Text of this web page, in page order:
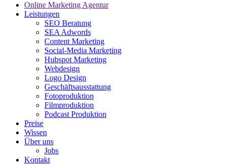
Online Marketing Agentur
Leistungen
SEO Beratung
SEA Adwords
Content Marketing
Social-Media Marketing
Hubspot Marketing
Webdesign
Logo Design
Geschäftsausstattung
Fotoproduktion
Filmproduktion
Podcast Produktion
Preise
Wissen
Über uns
Jobs
Kontakt